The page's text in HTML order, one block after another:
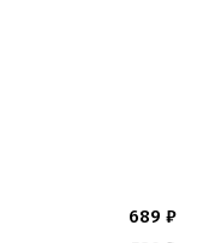
689 ₽